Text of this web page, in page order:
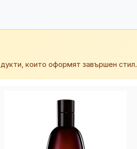
които оформят завършен стил.